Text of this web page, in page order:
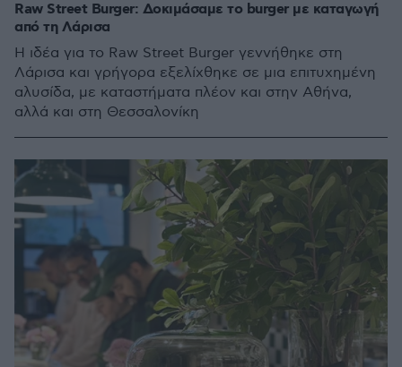
Raw Street Burger: Δοκιμάσαμε το burger με καταγωγή
από τη Λάρισα
Η ιδέα για το Raw Street Burger γεννήθηκε στη
Λάρισα και γρήγορα εξελίχθηκε σε μια επιτυχημένη
αλυσίδα, με καταστήματα πλέον και στην Αθήνα,
αλλά και στη Θεσσαλονίκη